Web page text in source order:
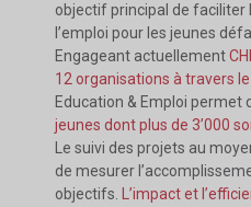
objectif principal de faciliter
l’emploi pour les jeunes
Engageant actuellement
12 organisations à travers
Education & Emploi permet
jeunes dont plus de 3’000
Le suivi des projets au
de mesurer
objectifs.
L’impact et